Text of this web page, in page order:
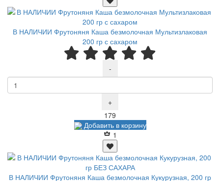
В НАЛИЧИИ Фрутоняня Каша безмолочная Мультизлаковая
200 гр с сахаром
-
+
179
Добавить в корзину
1
В НАЛИЧИИ Фрутоняня Каша безмолочная Кукурузная, 200 гр